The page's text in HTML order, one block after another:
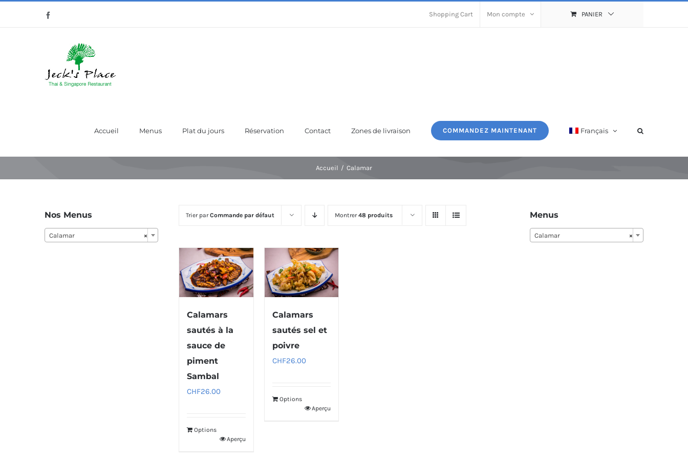
Shopping Cart Mon compte PANIER
Accueil Menus Plat du jours Réservation Contact Zones de livraison COMMANDEZ MAINTENANT Français
Accueil Calamar
Trier parCommande par défaut Montrer48 produits
Calamars
sautés à la
sauce de
piment
Sambal
CHF26.00
Options
Aperçu
Calamars
sautés sel et
poivre
CHF26.00
Options
Aperçu
Nos Menus
×
Calamar
Menus
×
Calamar